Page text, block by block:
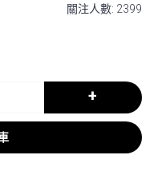
關注人數: 2399
+